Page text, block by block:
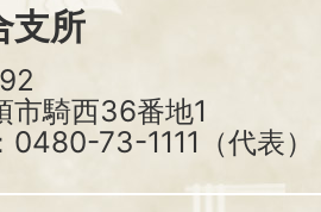
支所
市騎西36番地1
0480-73-1111（代表）